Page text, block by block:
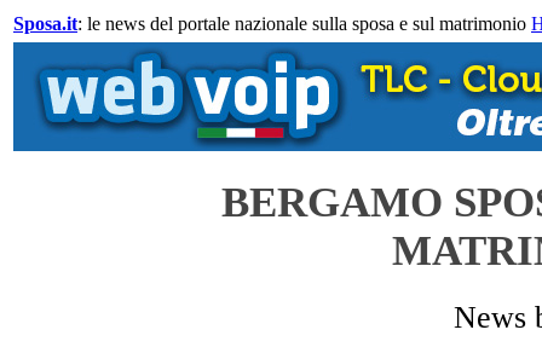
Sposa.it: le news del portale nazionale sulla sposa e sul matrimonio
BERGAMO
News